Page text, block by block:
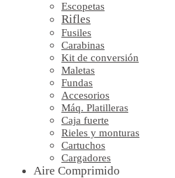
Escopetas
Rifles
Fusiles
Carabinas
Kit de conversión
Maletas
Fundas
Accesorios
Máq. Platilleras
Caja fuerte
Rieles y monturas
Cartuchos
Cargadores
Aire Comprimido